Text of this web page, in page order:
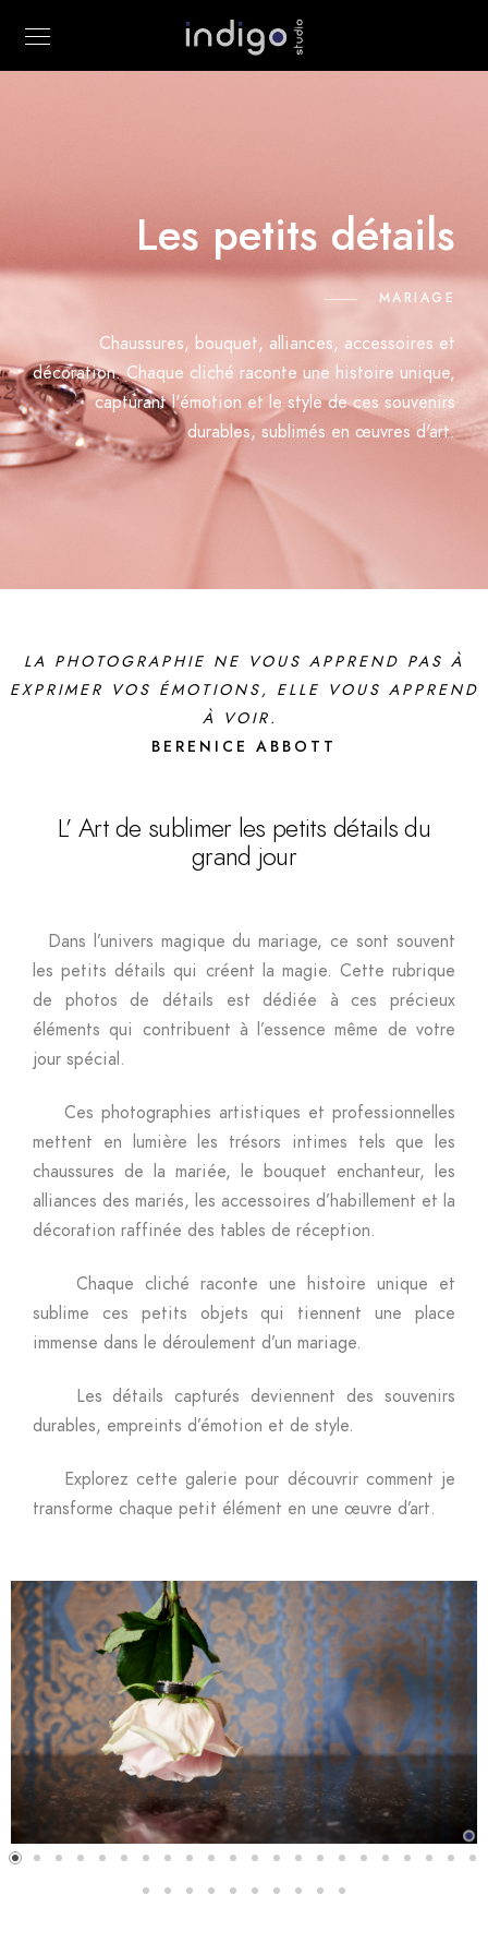
Les petits détails
MARIAGE
Chaussures, bouquet, alliances, accessoires et
décoration. Chaque cliché raconte une histoire unique,
capturant l'émotion et le style de ces souvenirs
durables, sublimés en œuvres d'art.
LA PHOTOGRAPHIE NE VOUS APPREND PAS À
EXPRIMER VOS ÉMOTIONS, ELLE VOUS APPREND
À VOIR.
BERENICE ABBOTT
L’ Art de sublimer les petits détails du
grand jour
Dans l’univers magique du mariage, ce sont souvent
les petits détails qui créent la magie. Cette rubrique
de photos de détails est dédiée à ces précieux
éléments qui contribuent à l’essence même de votre
jour spécial.
Ces photographies artistiques et professionnelles
mettent en lumière les trésors intimes tels que les
chaussures de la mariée, le bouquet enchanteur, les
alliances des mariés, les accessoires d’habillement et la
décoration raffinée des tables de réception.
Chaque cliché raconte une histoire unique et
sublime ces petits objets qui tiennent une place
immense dans le déroulement d’un mariage.
Les détails capturés deviennent des souvenirs
durables, empreints d’émotion et de style.
Explorez cette galerie pour découvrir comment je
transforme chaque petit élément en une œuvre d’art.